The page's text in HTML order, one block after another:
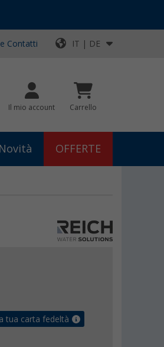
Contatti IT | DE
Il mio account Carrello
Novità OFFERTE
tua carta fedeltà